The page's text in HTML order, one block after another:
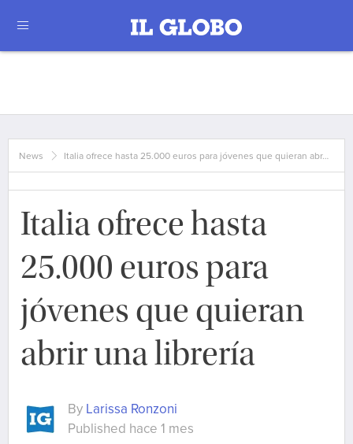
News Italia ofrece hasta 25.000 euros para jóvenes que quieran abr…
Italia ofrece hasta
25.000 euros para
jóvenes que quieran
abrir una librería
By Larissa Ronzoni
Published hace 1 mes